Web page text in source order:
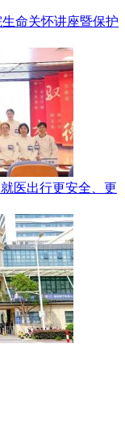
命关怀讲座暨保护
医出行更安全、更